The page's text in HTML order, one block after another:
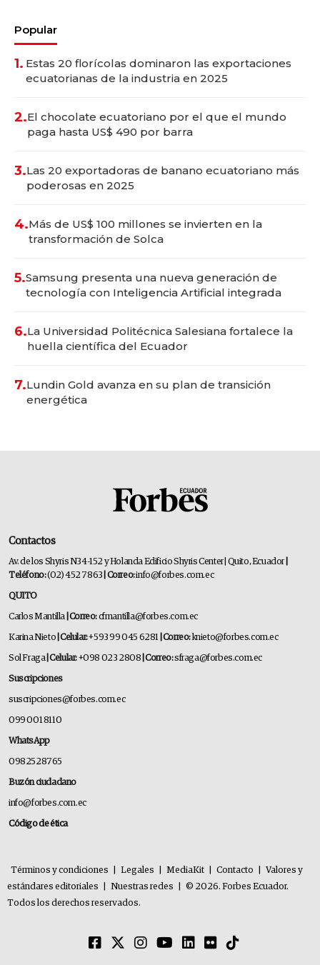
Popular
1. Estas 20 florícolas dominaron las exportaciones
ecuatorianas de la industria en 2025
2.El chocolate ecuatoriano por el que el mundo
paga hasta US$ 490 por barra
3.Las 20 exportadoras de banano ecuatoriano más
poderosas en 2025
4.Más de US$ 100 millones se invierten en la
transformación de Solca
5.Samsung presenta una nueva generación de
tecnología con Inteligencia Artificial integrada
6.La Universidad Politécnica Salesiana fortalece la
huella científica del Ecuador
7.Lundin Gold avanza en su plan de transición
energética
Contactos
Av. de los Shyris N34-152 y Holanda Edificio Shyris Center | Quito, Ecuador
Teléfono:(02) 452 7863 | Correo:info@forbes.com.ec
QUITO
Carlos Mantilla | Correo:cfmantilla@forbes.com.ec
Karina Nieto | Celular:+593 99 045 6281 | Correo:knieto@forbes.com.ec
Sol Fraga| Celular:+098 023 2808 | Correo:sfraga@forbes.com.ec
Suscripciones
suscripciones@forbes.com.ec
099 001 8110
WhatsApp
0982528765
Buzón ciudadano
info@forbes.com.ec
Código de ética
Términos y condiciones Legales MediaKit Contacto
Valores y
estándares editoriales
Nuestras redes
© 2026. Forbes Ecuador.
Todos los derechos reservados.